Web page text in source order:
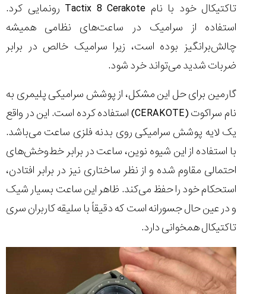
تاکتیکال خود با نام Tactix 8 Cerakote رونمایی کرد.
استفاده از سرامیک در ساعت‌های نظامی همیشه
چالش‌برانگیز بوده است، زیرا سرامیک خالص در برابر
ضربات شدید می‌تواند خرد شود.
گارمین برای حل این مشکل، از پوشش سرامیکی پلیمری به
نام سراکوت (CERAKOTE) استفاده کرده است. این در واقع
یک لایه پوشش سرامیکی روی بدنه فلزی ساعت می‌باشد.
با استفاده از این شیوه نوین، ساعت در برابر خط‌و‌خش‌های
احتمالی مقاوم شده و از نظر ساختاری نیز در برابر افتادن،
استحکام خود را حفظ می‌کند. ظاهر این ساعت بسیار شیک
و در عین حال جسورانه است که دقیقاً با سلیقه کاربران سری
تاکتیکال همخوانی دارد.